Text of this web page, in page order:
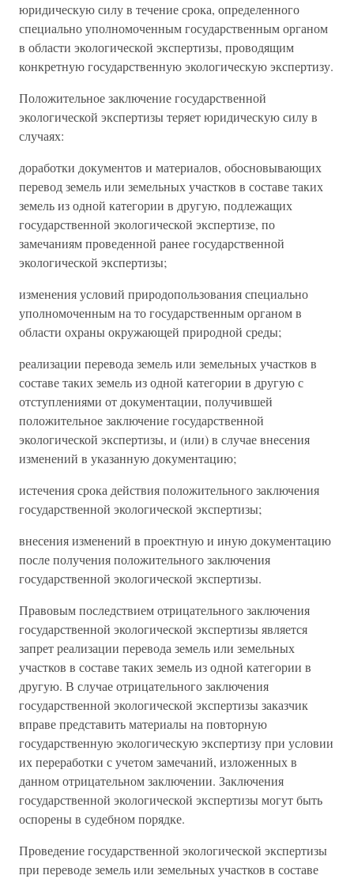
юридическую силу в течение срока, определенного
специально уполномоченным государственным органом
в области экологической экспертизы, проводящим
конкретную государственную экологическую экспертизу.
Положительное заключение государственной
экологической экспертизы теряет юридическую силу в
случаях:
доработки документов и материалов, обосновывающих
перевод земель или земельных участков в составе таких
земель из одной категории в другую, подлежащих
государственной экологической экспертизе, по
замечаниям проведенной ранее государственной
экологической экспертизы;
изменения условий природопользования специально
уполномоченным на то государственным органом в
области охраны окружающей природной среды;
реализации перевода земель или земельных участков в
составе таких земель из одной категории в другую с
отступлениями от документации, получившей
положительное заключение государственной
экологической экспертизы, и (или) в случае внесения
изменений в указанную документацию;
истечения срока действия положительного заключения
государственной экологической экспертизы;
внесения изменений в проектную и иную документацию
после получения положительного заключения
государственной экологической экспертизы.
Правовым последствием отрицательного заключения
государственной экологической экспертизы является
запрет реализации перевода земель или земельных
участков в составе таких земель из одной категории в
другую. В случае отрицательного заключения
государственной экологической экспертизы заказчик
вправе представить материалы на повторную
государственную экологическую экспертизу при условии
их переработки с учетом замечаний, изложенных в
данном отрицательном заключении. Заключения
государственной экологической экспертизы могут быть
оспорены в судебном порядке.
Проведение государственной экологической экспертизы
при переводе земель или земельных участков в составе